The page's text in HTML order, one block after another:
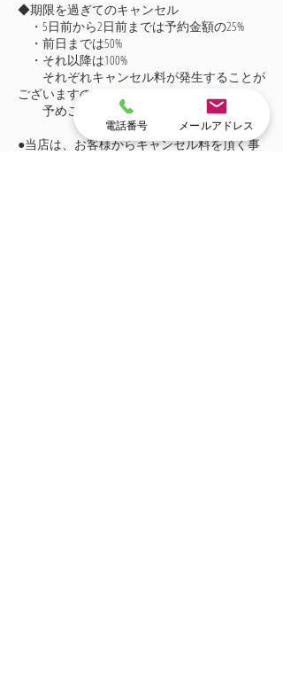
◆期限を過ぎてのキャンセル
・5日前から2日前までは予約金額の25%
・前日までは50%
・それ以降は100%
それぞれキャンセル料が発生することが
ございますので、
予めご了承ください。
●当店は、お客様からキャンセル料を頂く事
電話番号 メールアドレス